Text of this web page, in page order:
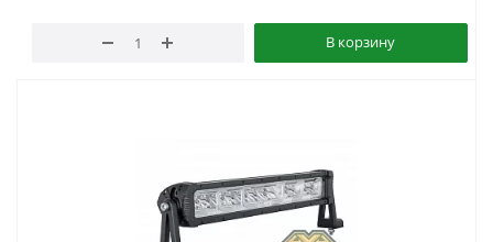
В корзину